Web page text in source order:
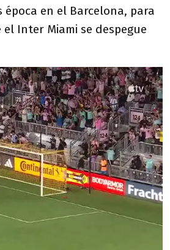
en el Barcelona, para
Inter Miami se despegue